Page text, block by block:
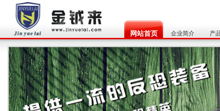
网站首页 企业简介 产